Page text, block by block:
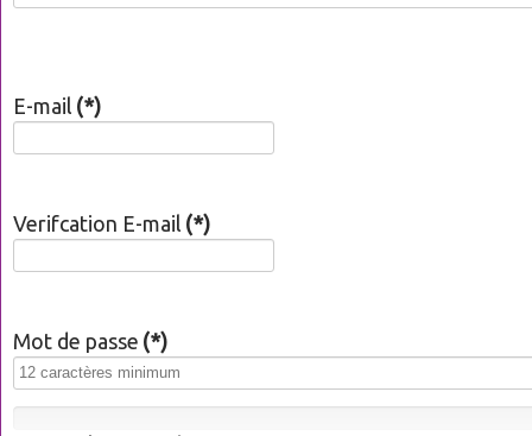
E-mail (*)
Verifcation E-mail (*)
Mot de passe (*)